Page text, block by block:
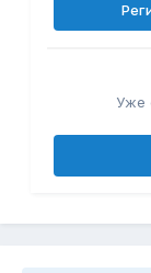
Уже